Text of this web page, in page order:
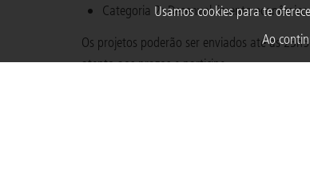
Usamos cookies para te
Ao
Categoria 2: Desenvolvimento
Os projetos poderão ser enviados até às
atento aos prazos e participe.